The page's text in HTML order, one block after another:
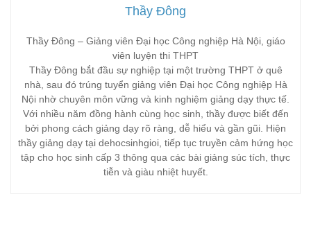
Thầy Đông
Thầy Đông – Giảng viên Đại học Công nghiệp Hà Nội, giáo
viên luyện thi THPT
Thầy Đông bắt đầu sự nghiệp tại một trường THPT ở quê
nhà, sau đó trúng tuyển giảng viên Đại học Công nghiệp Hà
Nội nhờ chuyên môn vững và kinh nghiệm giảng dạy thực tế.
Với nhiều năm đồng hành cùng học sinh, thầy được biết đến
bởi phong cách giảng dạy rõ ràng, dễ hiểu và gần gũi. Hiện
thầy giảng dạy tại dehocsinhgioi, tiếp tục truyền cảm hứng học
tập cho học sinh cấp 3 thông qua các bài giảng súc tích, thực
tiễn và giàu nhiệt huyết.